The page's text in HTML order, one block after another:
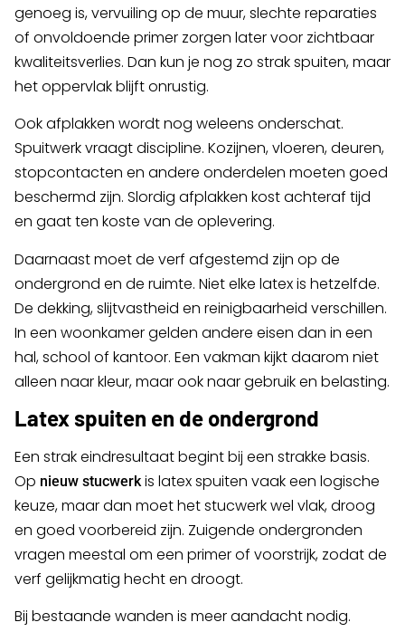
genoeg is, vervuiling op de muur, slechte reparaties
of onvoldoende primer zorgen later voor zichtbaar
kwaliteitsverlies. Dan kun je nog zo strak spuiten, maar
het oppervlak blijft onrustig.
Ook afplakken wordt nog weleens onderschat.
Spuitwerk vraagt discipline. Kozijnen, vloeren, deuren,
stopcontacten en andere onderdelen moeten goed
beschermd zijn. Slordig afplakken kost achteraf tijd
en gaat ten koste van de oplevering.
Daarnaast moet de verf afgestemd zijn op de
ondergrond en de ruimte. Niet elke latex is hetzelfde.
De dekking, slijtvastheid en reinigbaarheid verschillen.
In een woonkamer gelden andere eisen dan in een
hal, school of kantoor. Een vakman kijkt daarom niet
alleen naar kleur, maar ook naar gebruik en belasting.
Latex spuiten en de ondergrond
Een strak eindresultaat begint bij een strakke basis.
Op nieuw stucwerkis latex spuiten vaak een logische
keuze, maar dan moet het stucwerk wel vlak, droog
en goed voorbereid zijn. Zuigende ondergronden
vragen meestal om een primer of voorstrijk, zodat de
verf gelijkmatig hecht en droogt.
Bij bestaande wanden is meer aandacht nodig.